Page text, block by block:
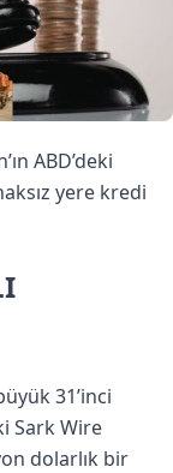
ABD’deki
yere kredi
31’inci
Sark Wire
dolarlık bir